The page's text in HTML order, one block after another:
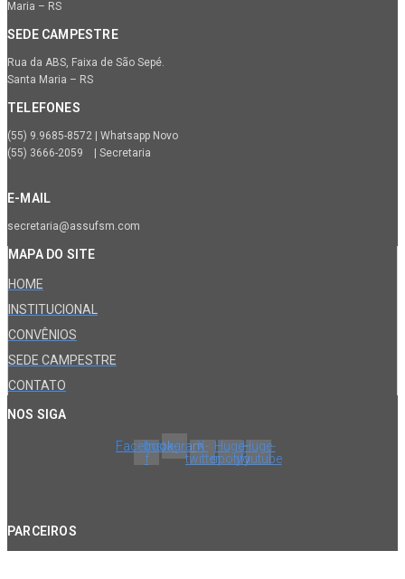
Maria – RS
SEDE CAMPESTRE
Rua da ABS, Faixa de São Sepé.
Santa Maria – RS
TELEFONES
(55) 9.9685-8572 | Whatsapp Novo
(55) 3666-2059 | Secretaria
E-MAIL
secretaria@assufsm.com
MAPA DO SITE
HOME
INSTITUCIONAL
CONVÊNIOS
SEDE CAMPESTRE
CONTATO
NOS SIGA
Facebook-
f
InstagramX-
twitter
Huge-
spotify
Huge-
youtube
PARCEIROS